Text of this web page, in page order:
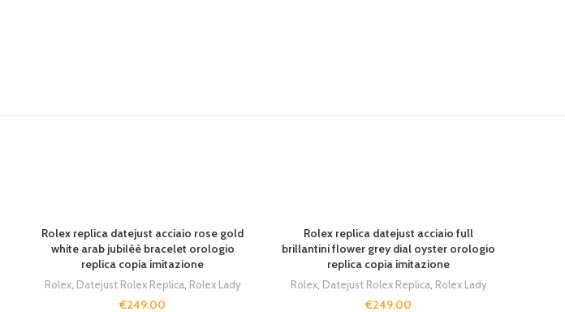
Rolex replica datejust acciaio rose gold
white arab jubilèè bracelet orologio
replica copia imitazione
Rolex, Datejust Rolex Replica, Rolex Lady
€249.00
Rolex replica datejust acciaio full
brillantini flower grey dial oyster orologio
replica copia imitazione
Rolex, Datejust Rolex Replica, Rolex Lady
€249.00